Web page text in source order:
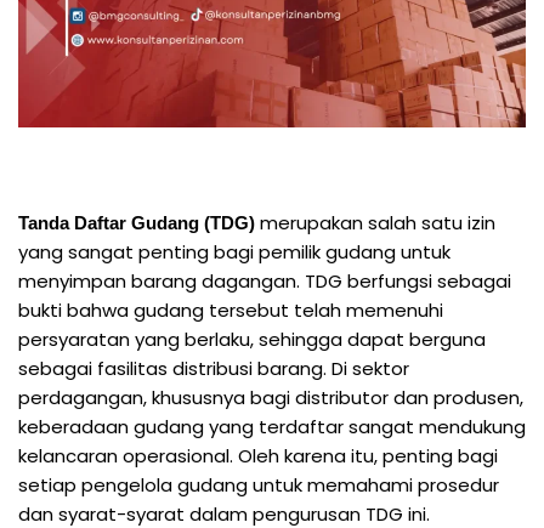
Tanda Daftar Gudang (TDG) merupakan salah satu izin
yang sangat penting bagi pemilik gudang untuk
menyimpan barang dagangan. TDG berfungsi sebagai
bukti bahwa gudang tersebut telah memenuhi
persyaratan yang berlaku, sehingga dapat berguna
sebagai fasilitas distribusi barang. Di sektor
perdagangan, khususnya bagi distributor dan produsen,
keberadaan gudang yang terdaftar sangat mendukung
kelancaran operasional. Oleh karena itu, penting bagi
setiap pengelola gudang untuk memahami prosedur
dan syarat-syarat dalam pengurusan TDG ini.